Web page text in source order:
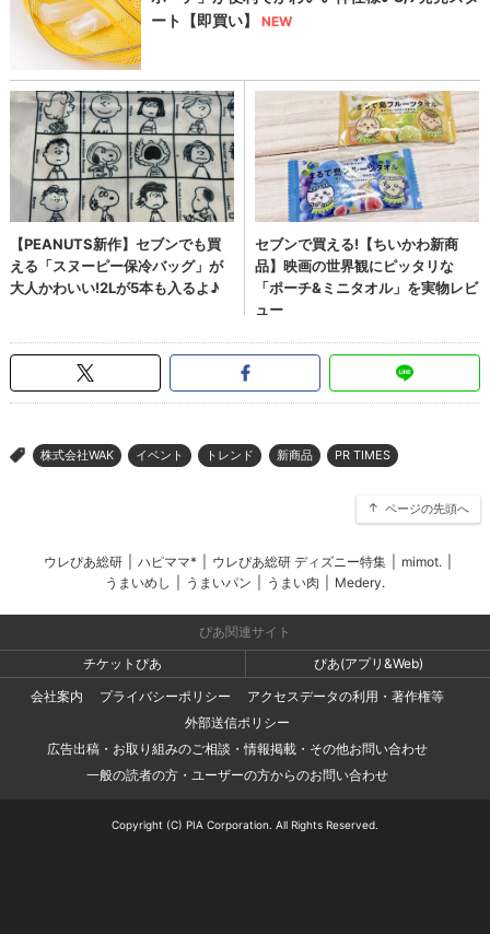
> 株式会社WAK イベント トレンド 新商品 PR TIMES
ページの先頭へ
ウレぴあ総研 ハピママ* ウレぴあ総研 ディズニー特集 mimot.
うまいめし
うまいパン うまい肉 Medery.
ぴあ関連サイト
チケットぴあ
ぴあ(アプリ&Web)
会社案内
プライバシーポリシー
アクセスデータの利用・著作権等
外部送信ポリシー
広告出稿・お取り組みのご相談・情報掲載・その他お問い合わせ
一般の読者の方・ユーザーの方からのお問い合わせ
Copyright (C) PIA Corporation. All Rights Reserved.